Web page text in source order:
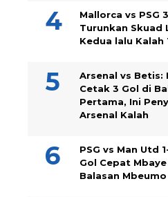
Mallorca vs PSG
Turunkan Skuad
Kedua lalu Kalah
Arsenal vs Betis:
Cetak 3 Gol di
Pertama, Ini
Arsenal Kalah
PSG vs Man Utd
Gol Cepat
Balasan Mbeumo